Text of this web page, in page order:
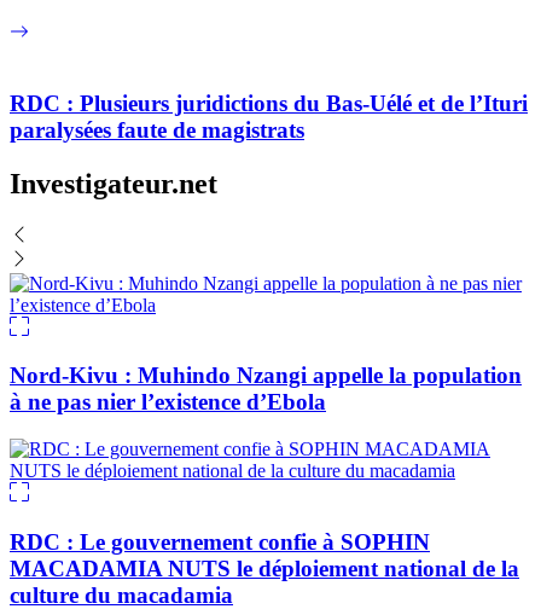
RDC : Plusieurs juridictions du Bas-Uélé et de l’Ituri
paralysées faute de magistrats
Investigateur.net
Nord-Kivu : Muhindo Nzangi appelle la population
à ne pas nier l’existence d’Ebola
RDC : Le gouvernement confie à SOPHIN
MACADAMIA NUTS le déploiement national de la
culture du macadamia